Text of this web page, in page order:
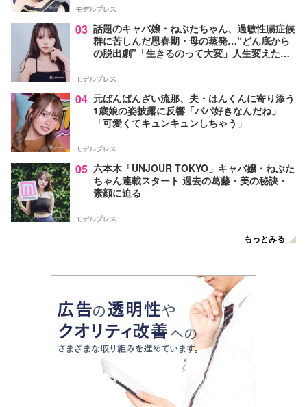
モデルプレス
03 話題のキャバ嬢・ねぶたちゃん、過敏性腸症候
群に苦しんだ思春期・母の蒸発…“どん底から
の脱出劇”「生きるのって大変」人生変えた言
モデルプレス
04 元ばんばんざい流那、夫・はんくんに寄り添う
1歳娘の姿披露に反響「パパ好きなんだね」
「可愛くてキュンキュンしちゃう」
モデルプレス
05 六本木「UNJOUR TOKYO」キャバ嬢・ねぶた
ちゃん連載スタート 過去の葛藤・美の秘訣・
素顔に迫る
モデルプレス
もっとみる